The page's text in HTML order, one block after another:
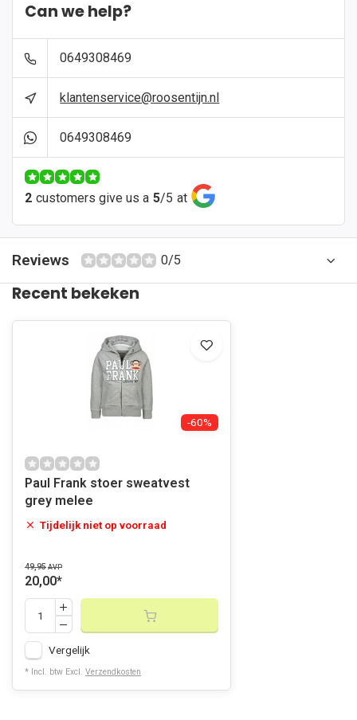
Can we help?
0649308469
klantenservice@roosentijn.nl
0649308469
2 customers give us a 5/5 at
Reviews 0/5
Recent bekeken
-60%
Paul Frank stoer sweatvest
grey melee
Tijdelijk niet op voorraad
49,95 AVP
20,00*
Vergelijk
* Incl. btw Excl. Verzendkosten